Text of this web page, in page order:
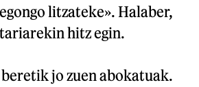
litzateke». Halaber,
hitz egin.
jo zuen abokatuak.